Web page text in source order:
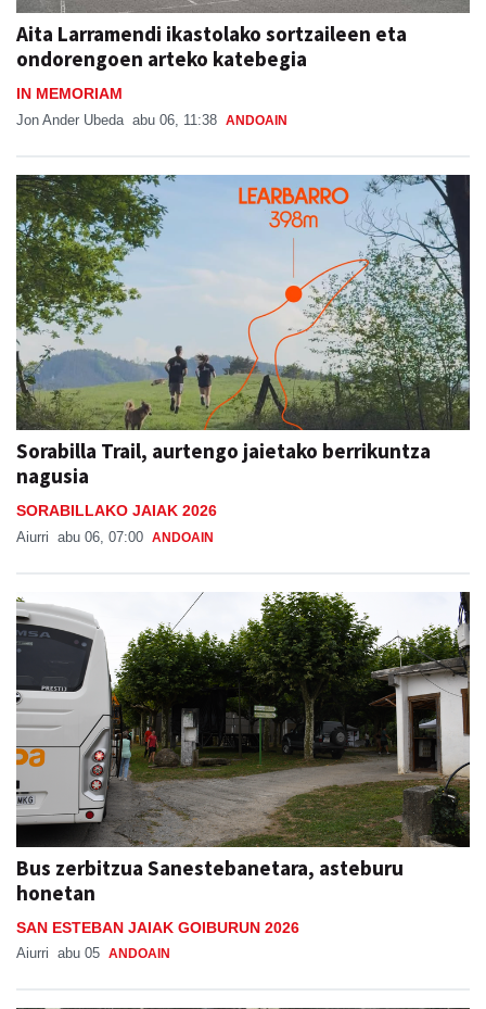
Aita Larramendi ikastolako sortzaileen eta
ondorengoen arteko katebegia
IN MEMORIAM
Jon Ander Ubeda abu 06, 11:38 ANDOAIN
Sorabilla Trail, aurtengo jaietako berrikuntza
nagusia
SORABILLAKO JAIAK 2026
Aiurri abu 06, 07:00 ANDOAIN
Bus zerbitzua Sanestebanetara, asteburu
honetan
SAN ESTEBAN JAIAK GOIBURUN 2026
Aiurri abu 05 ANDOAIN